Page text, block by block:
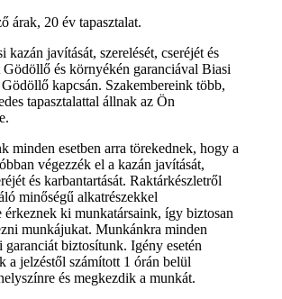
árak, 20 év tapasztalat.
javítását, szerelését, cseréjét és
Gödöllő és környékén garanciával Biasi
kapcsán. Szakembereink több,
tapasztalattal állnak az Ön
minden esetben arra törekednek, hogy a
végezzék el a kazán javítását,
és karbantartását. Raktárkészletről
minőségű alkatrészekkel
érkeznek ki munkatársaink, így biztosan
munkájukat. Munkánkra minden
garanciát biztosítunk. Igény esetén
a jelzéstől számított 1 órán belül
és megkezdik a munkát.